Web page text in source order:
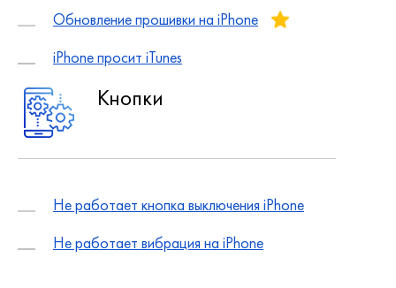
Обновление прошивки на iPhone
iPhone просит iTunes
Кнопки
Не работает кнопка выключения iPhone
Не работает вибрация на iPhone